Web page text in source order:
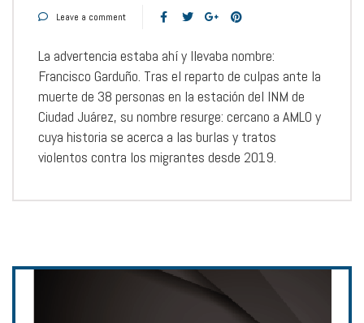
Leave a comment
La advertencia estaba ahí y llevaba nombre:
Francisco Garduño. Tras el reparto de culpas ante la
muerte de 38 personas en la estación del INM de
Ciudad Juárez, su nombre resurge: cercano a AMLO y
cuya historia se acerca a las burlas y tratos
violentos contra los migrantes desde 2019.